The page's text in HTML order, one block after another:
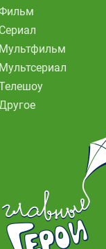
Сериал
Мультфильм
Мультсериал